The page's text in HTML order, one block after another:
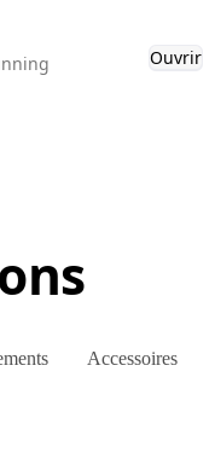
Ouvrir
Accessoires